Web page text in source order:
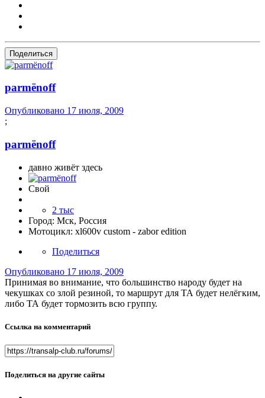
Поделиться
parmёnoff
Опубликовано 17 июля, 2009
;
parmёnoff
давно живёт здесь
Свой
2 тыс
Город: Мск, Россия
Мотоцикл: xl600v custom - zabor edition
Поделиться
Опубликовано 17 июля, 2009
Принимая во внимание, что большинство народу будет на
чекушках со злой резиной, то маршрут для ТА будет нелёгким,
либо ТА будет тормозить всю группу.
Ссылка на комментарий
Поделиться на другие сайты